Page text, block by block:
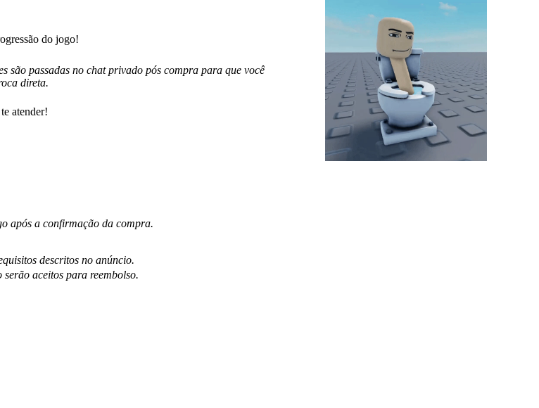
do jogo!
são passadas no chat privado pós compra para que você
direta.
atender!
após a confirmação da compra.
descritos no anúncio.
aceitos para reembolso.